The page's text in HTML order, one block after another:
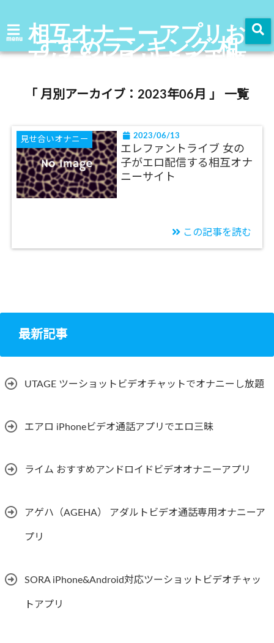
menu 相互オナニーアプリお
すすめランキング 相
互にオナ見せする手順
「 月別アーカイブ：2023年06月 」 一覧
見せ合いオナニー 2023/06/13
エレファントライブ 女の
子がエロ配信する相互オナ
ニーサイト
この記事を読む
最新記事
UTAGE ツーショットビデオチャットでオナニーし放題
エアロ iPhoneビデオ通話アプリでエロ三昧
ライム おすすめアンドロイドビデオオナニーアプリ
アゲハ（AGEHA） アダルトビデオ通話専用オナニーア
プリ
SORA iPhone&Android対応ツーショットビデオチャッ
トアプリ